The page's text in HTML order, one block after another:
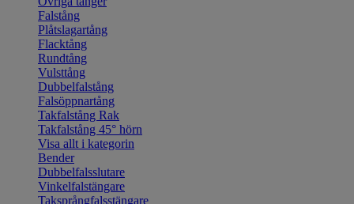
Falstång
Plåtslagartång
Flacktång
Rundtång
Vulsttång
Dubbelfalstång
Falsöppnartång
Takfalstång Rak
Takfalstång 45° hörn
Visa allt i kategorin
Bender
Dubbelfalsslutare
Vinkelfalstängare
Taksprångfalsstängare